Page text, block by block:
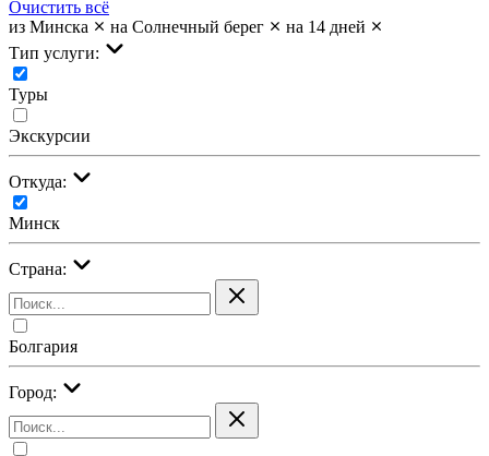
Очистить всё
из Минска
на Солнечный берег
на 14 дней
Тип услуги:
Туры
Экскурсии
Откуда:
Минск
Страна:
Болгария
Город: